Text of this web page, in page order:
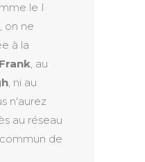
le I
on ne
à la
, au
, ni au
n'aurez
au réseau
de